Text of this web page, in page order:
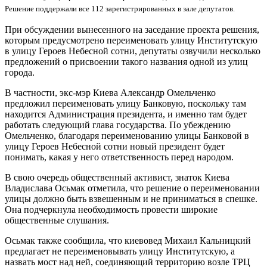
Решение поддержали все 112 зарегистрированных в зале депутатов.
При обсуждении вынесенного на заседание проекта решения,
которым предусмотрено переименовать улицу Институтскую
в улицу Героев Небесной сотни, депутаты озвучили несколько
предложений о присвоении такого названия одной из улиц
города.
В частности, экс-мэр Киева Александр Омельченко
предложил переименовать улицу Банковую, поскольку там
находится Администрация президента, и именно там будет
работать следующий глава государства. По убеждению
Омельченко, благодаря переименованию улицы Банковой в
улицу Героев Небесной сотни новый президент будет
понимать, какая у него ответственность перед народом.
В свою очередь общественный активист, знаток Киева
Владислава Осьмак отметила, что решение о переименовании
улицы должно быть взвешенным и не приниматься в спешке.
Она подчеркнула необходимость провести широкие
общественные слушания.
Осьмак также сообщила, что киевовед Михаил Кальницкий
предлагает не переименовывать улицу Институтскую, а
назвать мост над ней, соединяющий территорию возле ТРЦ